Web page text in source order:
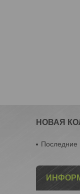
НОВАЯ
Последние